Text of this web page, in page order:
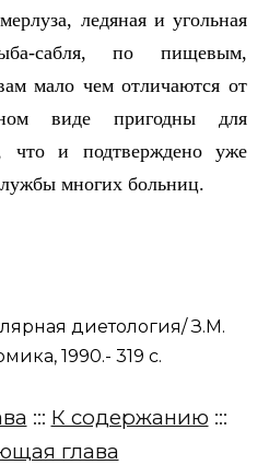
ледяная и угольная
сабля, по пищевым,
мало чем отличаются от
виде пригодны для
что и подтверждено уже
многих больниц.
диетология/ З.М.
1990.- 319 с.
::: К содержанию :::
глава